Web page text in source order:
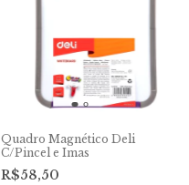
Quadro Magnético Deli
C/Pincel e Imas
R$58,50